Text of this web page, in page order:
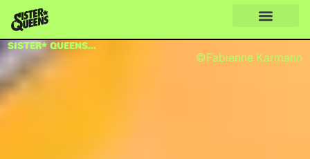
SISTER* QUEENS...
©Fabienne Karmann